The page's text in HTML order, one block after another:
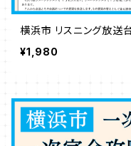
横浜市 リスニング放送
¥1,980